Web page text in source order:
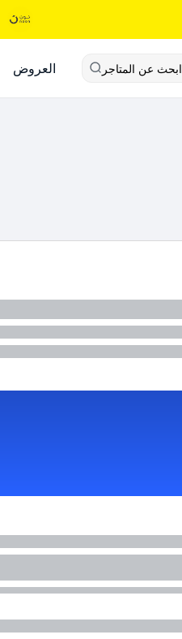
العروض ابحث عن المتاجر